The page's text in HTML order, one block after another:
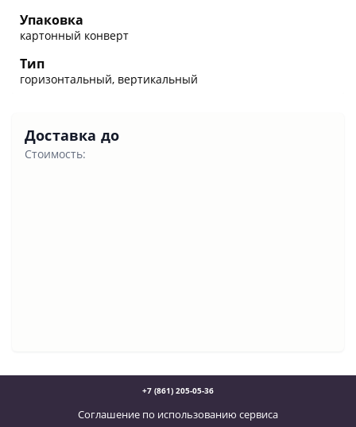
Упаковка
картонный конверт
Тип
горизонтальный, вертикальный
Доставка до
Стоимость:
+7 (861) 205-05-36
Соглашение по использованию сервиса